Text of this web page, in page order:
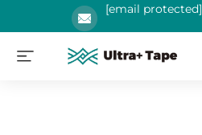
[email protected]